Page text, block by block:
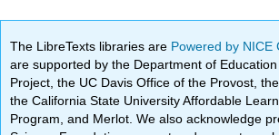
The LibreTexts libraries are Powered by
are supported by the Department of
Project, the UC Davis Office of the Provost,
the California State University Affordable
Program, and Merlot. We also acknowledge